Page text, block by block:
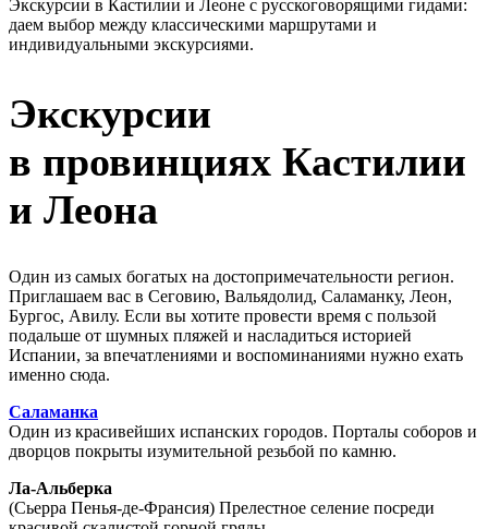
Экскурсии в Кастилии и Леоне с русскоговорящими гидами:
даем выбор между классическими маршрутами и
индивидуальными экскурсиями.
Экскурсии
в провинциях Кастилии
и Леона
Один из самых богатых на достопримечательности регион.
Приглашаем вас в Сеговию, Вальядолид, Саламанку, Леон,
Бургос, Авилу. Если вы хотите провести время с пользой
подальше от шумных пляжей и насладиться историей
Испании, за впечатлениями и воспоминаниями нужно ехать
именно сюда.
Саламанка
Один из красивейших испанских городов. Порталы соборов и
дворцов покрыты изумительной резьбой по камню.
Ла-Альберка
(Сьерра Пенья-де-Франсия) Прелестное селение посреди